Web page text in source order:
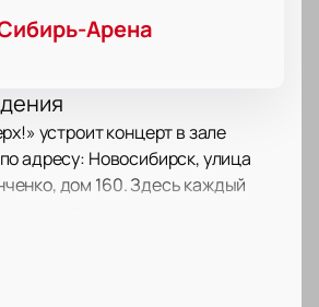
Арена
устроит концерт в зале
адресу: Новосибирск, улица
дом 160. Здесь каждый
отличном качестве.